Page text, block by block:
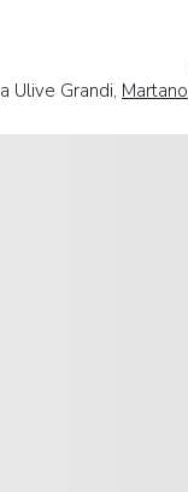
Ulive Grandi, Martano